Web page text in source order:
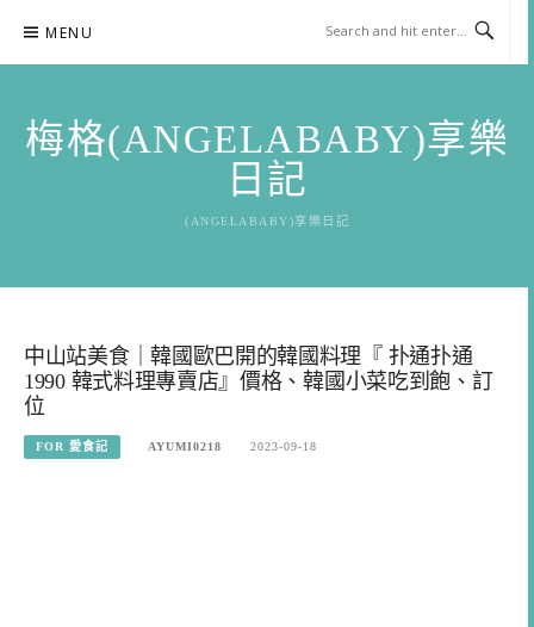
content
MENU
梅格(ANGELABABY)享樂
日記
(ANGELABABY)享樂日記
中山站美食｜韓國歐巴開的韓國料理『 扑通扑通
1990 韓式料理專賣店』價格、韓國小菜吃到飽、訂
位
FOR 愛食記 AYUMI0218 2023-09-18